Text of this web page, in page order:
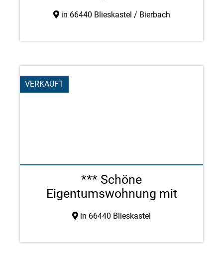
in 66440 Blieskastel / Bierbach
VERKAUFT
*** Schöne
Eigentumswohnung mit
in 66440 Blieskastel